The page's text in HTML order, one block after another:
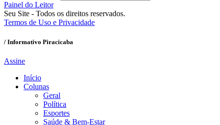
Painel do Leitor
Seu Site - Todos os direitos reservados.
Termos de Uso e Privacidade
/ Informativo Piracicaba
Assine
Início
Colunas
Geral
Política
Esportes
Saúde & Bem-Estar